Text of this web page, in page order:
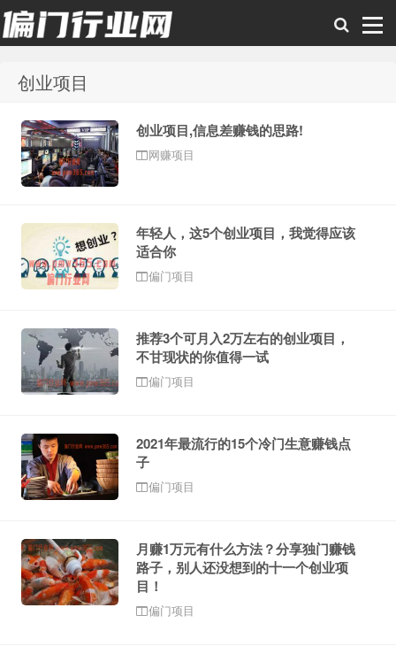
创业项目
创业项目,信息差赚钱的思路!
网赚项目
年轻人，这5个创业项目，我觉得应该
适合你
偏门项目
推荐3个可月入2万左右的创业项目，
不甘现状的你值得一试
偏门项目
2021年最流行的15个冷门生意赚钱点
子
偏门项目
月赚1万元有什么方法？分享独门赚钱
路子，别人还没想到的十一个创业项
目！
偏门项目